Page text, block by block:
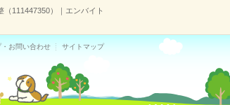
111447350）｜エンバイト
お問い合わせ サイトマップ